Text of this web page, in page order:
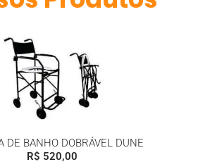
DE BANHO DOBRÁVEL DUNE
R$ 520,00